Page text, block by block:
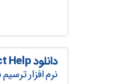
دانلود Autodesk AutoCAD MEP 2017 SP1 x86/x64 + Product Help
نرم افزار